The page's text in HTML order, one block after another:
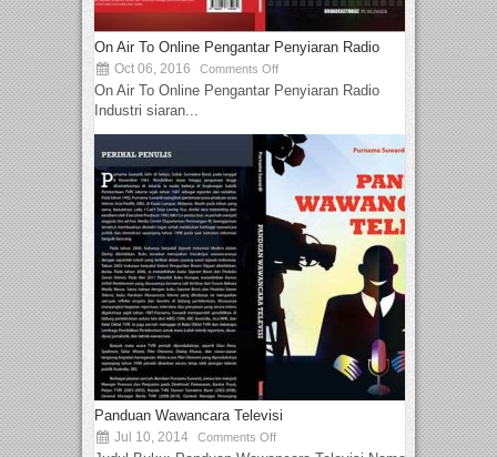
On Air To Online Pengantar Penyiaran Radio
Oct 06, 2016 Comments Off
On Air To Online Pengantar Penyiaran Radio
Industri siaran...
Panduan Wawancara Televisi
Jul 10, 2014 Comments Off